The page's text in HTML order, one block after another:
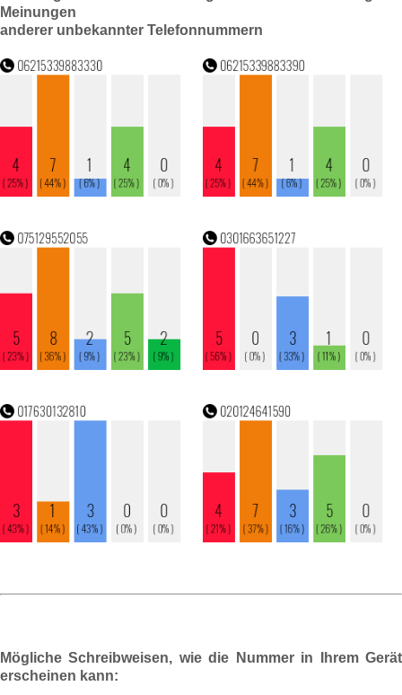
Meinungen
anderer unbekannter Telefonnummern
Mögliche Schreibweisen, wie die Nummer in Ihrem Gerät
erscheinen kann: